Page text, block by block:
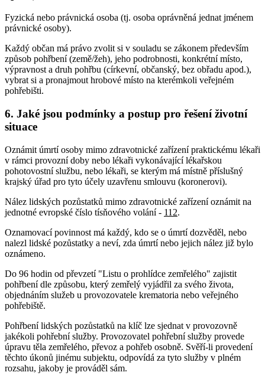
Fyzická nebo právnická osoba (tj. osoba oprávněná jednat jménem
právnické osoby).
Každý občan má právo zvolit si v souladu se zákonem především
způsob pohřbení (země/žeh), jeho podrobnosti, konkrétní místo,
výpravnost a druh pohřbu (církevní, občanský, bez obřadu apod.),
vybrat si a pronajmout hrobové místo na kterémkoli veřejném
pohřebišti.
6. Jaké jsou podmínky a postup pro řešení životní
situace
Oznámit úmrtí osoby mimo zdravotnické zařízení praktickému lékaři
v rámci provozní doby nebo lékaři vykonávající lékařskou
pohotovostní službu, nebo lékaři, se kterým má místně příslušný
krajský úřad pro tyto účely uzavřenu smlouvu (koronerovi).
Nález lidských pozůstatků mimo zdravotnické zařízení oznámit na
jednotné evropské číslo tísňového volání - 112.
Oznamovací povinnost má každý, kdo se o úmrtí dozvěděl, nebo
nalezl lidské pozůstatky a neví, zda úmrtí nebo jejich nález již bylo
oznámeno.
Do 96 hodin od převzetí "Listu o prohlídce zemřelého" zajistit
pohřbení dle způsobu, který zemřelý vyjádřil za svého života,
objednáním služeb u provozovatele krematoria nebo veřejného
pohřebiště.
Pohřbení lidských pozůstatků na klíč lze sjednat v provozovně
jakékoli pohřební služby. Provozovatel pohřební služby provede
úpravu těla zemřelého, převoz a pohřeb osobně. Svěří-li provedení
těchto úkonů jinému subjektu, odpovídá za tyto služby v plném
rozsahu, jakoby je prováděl sám.